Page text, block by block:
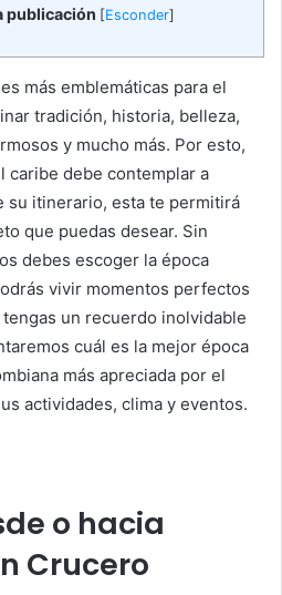
publicación [Esconder]
más emblemáticas para el
tradición, historia, belleza,
y mucho más. Por esto,
caribe debe contemplar a
su itinerario, esta te permitirá
que puedas desear. Sin
debes escoger la época
vivir momentos perfectos
un recuerdo inolvidable
cuál es la mejor época
más apreciada por el
actividades, clima y eventos.
o hacia
Crucero